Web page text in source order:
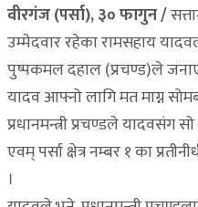
वीरगंज (पर्सा), ३० फागुन /
उम्मेदवार रहेका रामसहाय
पुष्पकमल दहाल (प्रचण्ड)ले
यादव आफ्नो लागि मत माग्न
प्रधानमन्त्री प्रचण्डले यादवसंग
एवम् पर्सा क्षेत्र नम्बर १ का
।